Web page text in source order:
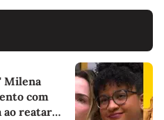
Milena
com
ao reatar